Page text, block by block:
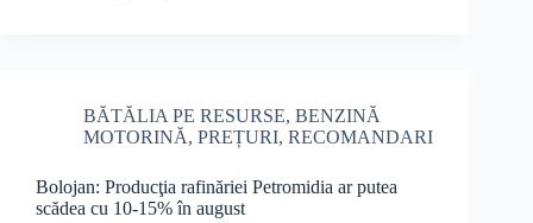
BĂTĂLIA PE RESURSE, BENZINĂ
MOTORINĂ, PREȚURI, RECOMANDARI
Bolojan: Producţia rafinăriei Petromidia ar putea
scădea cu 10-15% în august